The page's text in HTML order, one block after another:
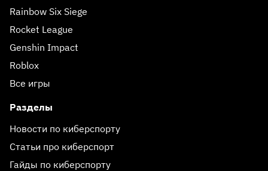
Rainbow Six Siege
Rocket League
Genshin Impact
Roblox
Все игры
Разделы
Новости по киберспорту
Статьи про киберспорт
Гайды по киберспорту